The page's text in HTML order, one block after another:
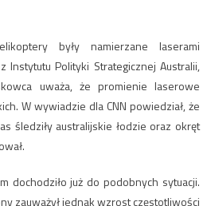
były namierzane laserami
Instytutu Polityki Strategicznej Australii,
uważa, że promienie laserowe
W wywiadzie dla CNN powiedział, że
śledziły australijskie łodzie oraz okręt
dochodziło już do podobnych sytuacji.
zauważył jednak wzrost częstotliwości